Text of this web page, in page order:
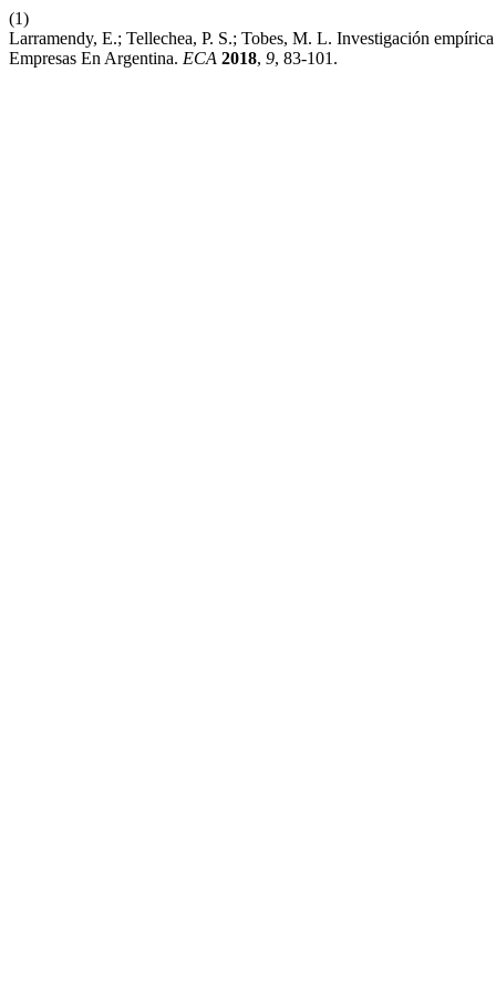
(1)
Larramendy, E.; Tellechea, P. S.; Tobes, M. L. Investigación
Empresas En Argentina. ECA 2018, 9, 83-101.